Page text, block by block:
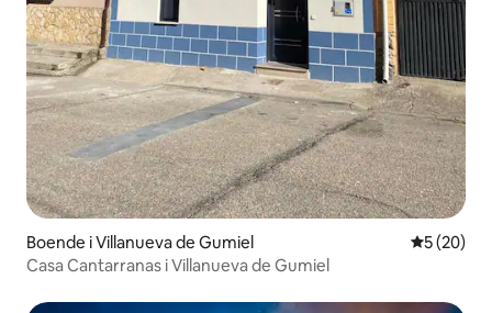
Boende i Villanueva de Gumiel 5 av 5 i
5 (20)
Casa Cantarranas i Villanueva de Gumiel